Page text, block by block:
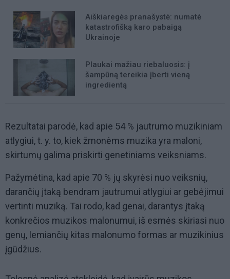
Aiškiaregės pranašystė: numatė
katastrofišką karo pabaigą
Ukrainoje
Plaukai mažiau riebaluosis: į
šampūną tereikia įberti vieną
ingredientą
Rezultatai parodė, kad apie 54 % jautrumo muzikiniam
atlygiui, t. y. to, kiek žmonėms muzika yra maloni,
skirtumų galima priskirti genetiniams veiksniams.
Pažymėtina, kad apie 70 % jų skyrėsi nuo veiksnių,
darančių įtaką bendram jautrumui atlygiui ar gebėjimui
vertinti muziką. Tai rodo, kad genai, darantys įtaką
konkrečios muzikos malonumui, iš esmės skiriasi nuo
genų, lemiančių kitas malonumo formas ar muzikinius
įgūdžius.